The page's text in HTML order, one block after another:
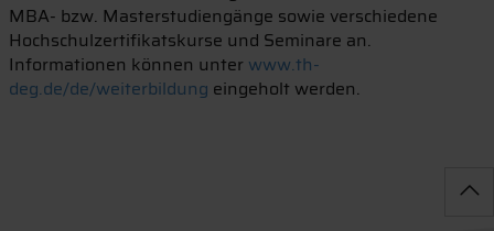
MBA- bzw. Masterstudiengänge sowie verschiedene
Hochschulzertifikatskurse und Seminare an.
Informationen können unter www.th-
deg.de/de/weiterbildung eingeholt werden.